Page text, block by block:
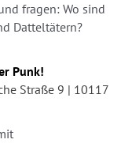
fragen: Wo sind
Datteltätern?
Punk!
Straße 9 | 10117